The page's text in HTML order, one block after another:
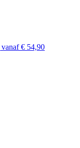
vanaf € 54,90